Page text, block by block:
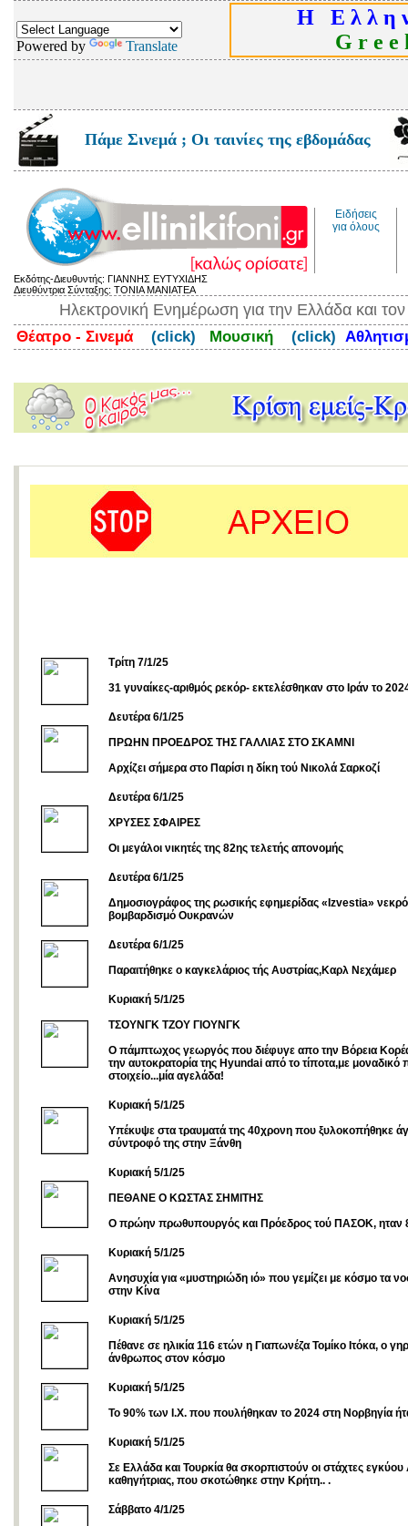
Powered by Translate
Η Ε λ λ η
G r e e
Πάμε Σινεμά ; Οι ταινίες της εβδομάδας
Ειδήσεις
για όλους
Εκδότης-Διευθυντής: ΓΙΑΝΝΗΣ ΕΥΤΥΧΙΔΗΣ
Διευθύντρια Σύνταξης: ΤΟΝΙΑ ΜΑΝΙΑΤΕΑ
Ηλεκτρονική Ενημέρωση για την Ελλάδα και
Θέατρο - Σινεμά (click) Μουσική (click)
Τρίτη 7/1/25
31 γυναίκες-αριθμός ρεκόρ- εκτελέσθηκαν στο Ιράν το
Δευτέρα 6/1/25
ΠΡΩΗΝ ΠΡΟΕΔΡΟΣ ΤΗΣ ΓΑΛΛΙΑΣ ΣΤΟ ΣΚΑΜΝΙ
Αρχίζει σήμερα στο Παρίσι η δίκη τού Νικολά Σαρκοζί
Δευτέρα 6/1/25
ΧΡΥΣΕΣ ΣΦΑΙΡΕΣ
Οι μεγάλοι νικητές της 82ης τελετής απονομής
Δευτέρα 6/1/25
Δημοσιογράφος της ρωσικής εφημερίδας «Izvestia»
βομβαρδισμό Ουκρανών
Δευτέρα 6/1/25
Παραιτήθηκε ο καγκελάριος τής Αυστρίας,Καρλ Νεχάμερ
Kυριακή 5/1/25
ΤΣΟΥΝΓΚ ΤΖΟΥ ΓΙΟΥΝΓΚ
O πάμπτωχος γεωργός που διέφυγε απο την Βόρεια Κορέα
την αυτοκρατορία της Hyundai από το τίποτα,με μοναδικό
στοιχείο...μία αγελάδα!
Kυριακή 5/1/25
Υπέκυψε στα τραυματά της 40χρονη που ξυλοκοπήθηκε
σύντροφό της στην Ξάνθη
Κυριακή 5/1/25
ΠΕΘΑΝΕ Ο ΚΩΣΤΑΣ ΣΗΜΙΤΗΣ
Ο πρώην πρωθυπουργός και Πρόεδρος τού ΠΑΣΟΚ, ηταν
Κυριακή 5/1/25
Ανησυχία για «μυστηριώδη ιό» που γεμίζει με κόσμο τα
στην Κίνα
Κυριακή 5/1/25
Πέθανε σε ηλικία 116 ετών η Γιαπωνέζα Τομίκο Ιτόκα, ο
άνθρωπος στον κόσμο
Κυριακή 5/1/25
Το 90% των Ι.Χ. που πουλήθηκαν το 2024 στη Νορβηγία
Κυριακή 5/1/25
Σε Ελλάδα και Τουρκία θα σκορπιστούν οι στάχτες εγκύου
καθηγήτριας, που σκοτώθηκε στην Κρήτη.. .
Σάββατο 4/1/25